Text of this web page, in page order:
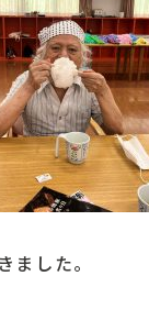
ました。